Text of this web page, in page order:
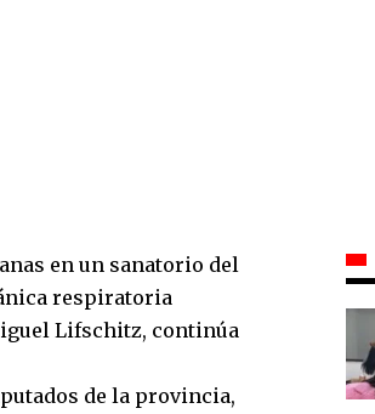
en un sanatorio del
respiratoria
Lifschitz, continúa
de la provincia,